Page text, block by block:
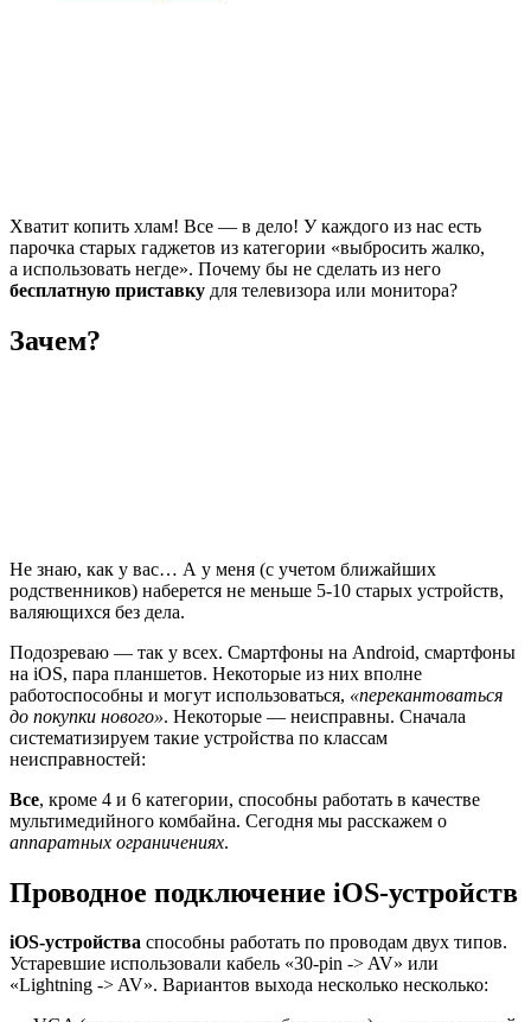
Хватит копить хлам! Все — в дело! У каждого из нас есть
парочка старых гаджетов из категории «выбросить жалко,
а использовать негде». Почему бы не сделать из него
бесплатную приставку для телевизора или монитора?
Зачем?
Не знаю, как у вас… А у меня (с учетом ближайших
родственников) наберется не меньше 5-10 старых устройств,
валяющихся без дела.
Подозреваю — так у всех. Смартфоны на Android, смартфоны
на iOS, пара планшетов. Некоторые из них вполне
работоспособны и могут использоваться, «перекантоваться
до покупки нового». Некоторые — неисправны. Сначала
систематизируем такие устройства по классам
неисправностей:
Все, кроме 4 и 6 категории, способны работать в качестве
мультимедийного комбайна. Сегодня мы расскажем о
аппаратных ограничениях.
Проводное подключение iOS-устройств
iOS-устройства способны работать по проводам двух типов.
Устаревшие использовали кабель «30-pin -> AV» или
«Lightning -> AV». Вариантов выхода несколько несколько: